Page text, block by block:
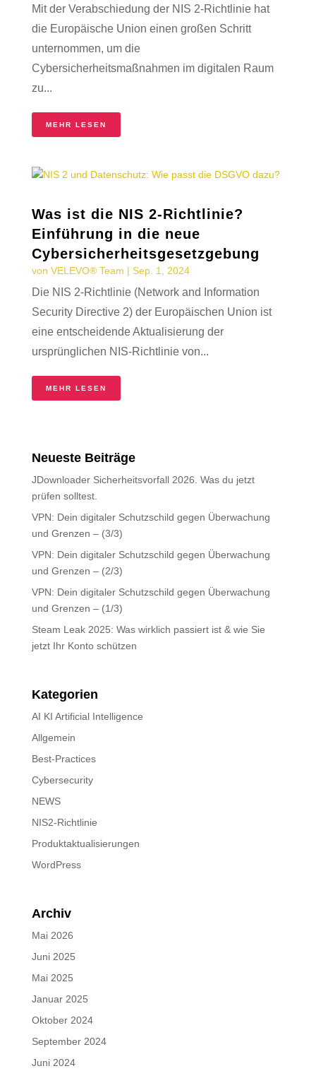
Mit der Verabschiedung der NIS 2-Richtlinie hat
die Europäische Union einen großen Schritt
unternommen, um die
Cybersicherheitsmaßnahmen im digitalen Raum
zu...
MEHR LESEN
Was ist die NIS 2-Richtlinie?
Einführung in die neue
Cybersicherheitsgesetzgebung
von VELEVO® Team | Sep. 1, 2024
Die NIS 2-Richtlinie (Network and Information
Security Directive 2) der Europäischen Union ist
eine entscheidende Aktualisierung der
ursprünglichen NIS-Richtlinie von...
MEHR LESEN
Neueste Beiträge
JDownloader Sicherheitsvorfall 2026. Was du jetzt
prüfen solltest.
VPN: Dein digitaler Schutzschild gegen Überwachung
und Grenzen – (3/3)
VPN: Dein digitaler Schutzschild gegen Überwachung
und Grenzen – (2/3)
VPN: Dein digitaler Schutzschild gegen Überwachung
und Grenzen – (1/3)
Steam Leak 2025: Was wirklich passiert ist & wie Sie
jetzt Ihr Konto schützen
Kategorien
AI KI Artificial Intelligence
Allgemein
Best-Practices
Cybersecurity
NEWS
NIS2-Richtlinie
Produktaktualisierungen
WordPress
Archiv
Mai 2026
Juni 2025
Mai 2025
Januar 2025
Oktober 2024
September 2024
Juni 2024